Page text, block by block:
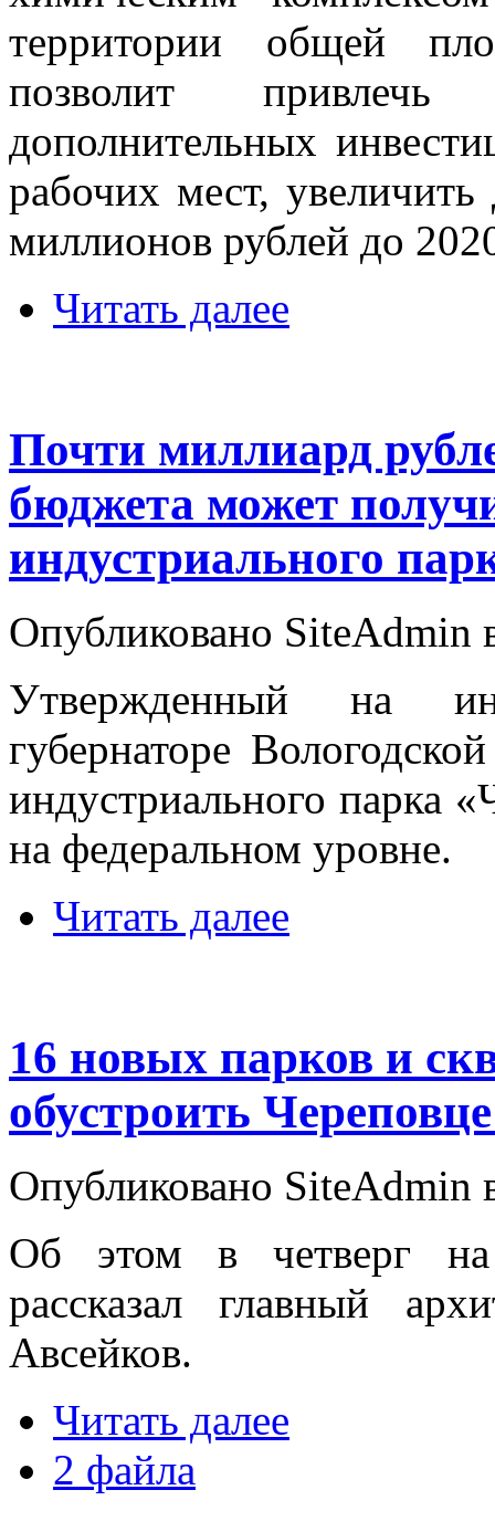
территории общей
позволит
дополнительных
рабочих мест,
миллионов рублей до
Читать далее
Почти миллиард
бюджета может
индустриального
Опубликовано SiteAdmin
Утвержденный на
губернаторе
индустриального парка
на федеральном уровне.
Читать далее
16 новых парков и
обустроить
Опубликовано SiteAdmin
Об этом в четверг на
рассказал главный
Авсейков.
Читать далее
2 файла